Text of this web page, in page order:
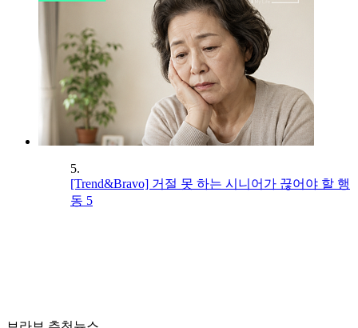
5.
[Trend&Bravo] 거절 못 하는 시니어가 끊어야 할 행
동 5